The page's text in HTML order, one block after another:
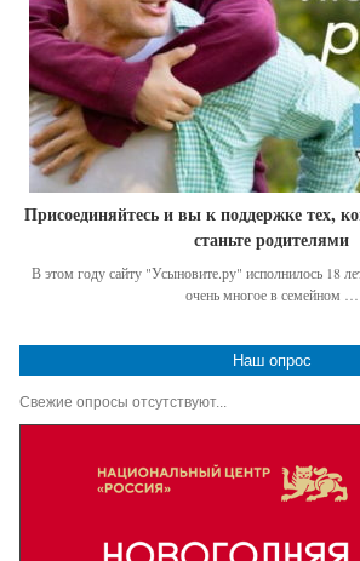
Присоединяйтесь и вы к поддержке тех,
станьте родителями
В этом году сайту "Усыновите.ру" исполнилось 18
очень многое в семейном …
Наш опрос
Свежие опросы отсутствуют...